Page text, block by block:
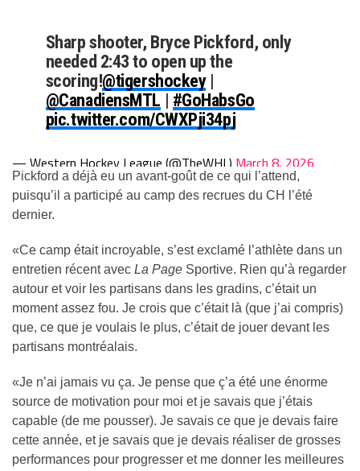
Sharp shooter, Bryce Pickford, only
needed 2:43 to open up the
scoring!@tigershockey|
@CanadiensMTL | #GoHabsGo
pic.twitter.com/CWXPji34pj
— Western Hockey League (@TheWHL) March 8, 2026
Pickford a déjà eu un avant-goût de ce qui l’attend,
puisqu’il a participé au camp des recrues du CH l’été
dernier.
«Ce camp était incroyable, s’est exclamé l’athlète dans un
entretien récent avec La Page Sportive. Rien qu’à regarder
autour et voir les partisans dans les gradins, c’était un
moment assez fou. Je crois que c’était là (que j’ai compris)
que, ce que je voulais le plus, c’était de jouer devant les
partisans montréalais.
«Je n’ai jamais vu ça. Je pense que ç’a été une énorme
source de motivation pour moi et je savais que j’étais
capable (de me pousser). Je savais ce que je devais faire
cette année, et je savais que je devais réaliser de grosses
performances pour progresser et me donner les meilleures